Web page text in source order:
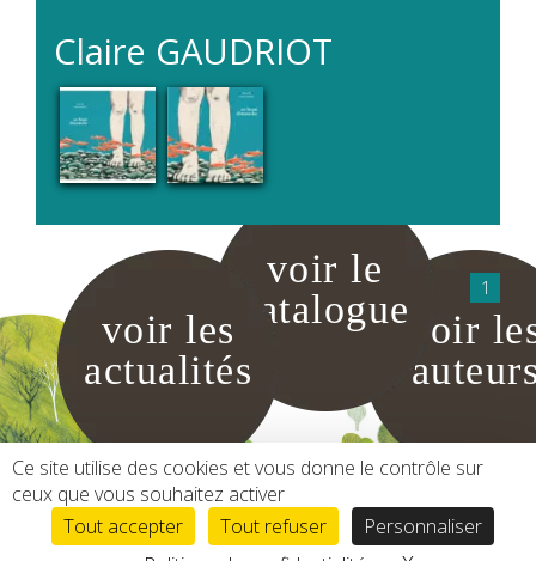
Ce site utilise des cookies et vous donne le contrôle sur
ceux que vous souhaitez activer
Tout accepter
Tout refuser
Personnaliser
Claire GAUDRIOT
1
voir
voir le
catalogue
voir les
actualités
HAUT DE PAGE COMMANDE